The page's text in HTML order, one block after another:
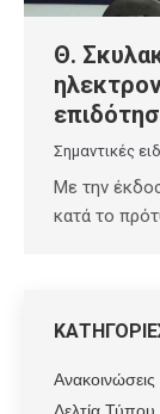
Θ.
Σημαντικές
Με την
κατά το
Ανακοινώσεις